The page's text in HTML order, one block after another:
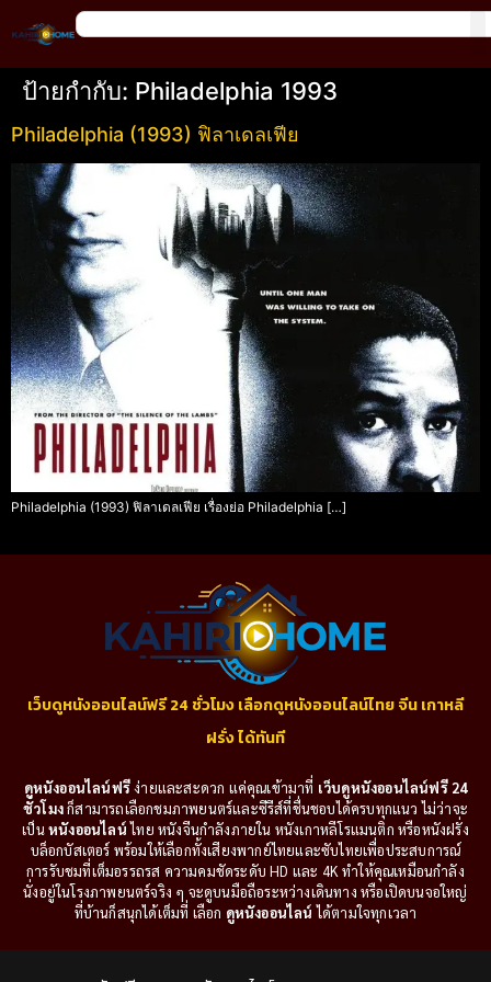
ป้ายกำกับ: Philadelphia 1993
Philadelphia (1993) ฟิลาเดลเฟีย
Philadelphia (1993) ฟิลาเดลเฟีย เรื่องย่อ Philadelphia […]
เว็บดูหนังออนไลน์ฟรี 24 ชั่วโมง เลือกดูหนังออนไลน์ไทย จีน เกาหลี
ฝรั่ง ได้ทันที
ดูหนังออนไลน์ฟรีง่ายและสะดวก แค่คุณเข้ามาที่ เว็บดูหนังออนไลน์ฟรี 24
ชั่วโมงก็สามารถเลือกชมภาพยนตร์และซีรีส์ที่ชื่นชอบได้ครบทุกแนว ไม่ว่าจะ
เป็นหนังออนไลน์ไทย หนังจีนกำลังภายใน หนังเกาหลีโรแมนติก หรือหนังฝรั่ง
บล็อกบัสเตอร์ พร้อมให้เลือกทั้งเสียงพากย์ไทยและซับไทยเพื่อประสบการณ์
การรับชมที่เต็มอรรถรส ความคมชัดระดับ HD และ 4K ทำให้คุณเหมือนกำลัง
นั่งอยู่ในโรงภาพยนตร์จริง ๆ จะดูบนมือถือระหว่างเดินทาง หรือเปิดบนจอใหญ่
ที่บ้านก็สนุกได้เต็มที่ เลือก ดูหนังออนไลน์ ได้ตามใจทุกเวลา